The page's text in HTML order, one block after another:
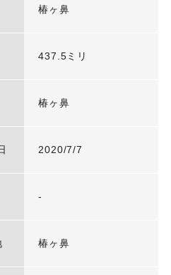
椿ヶ鼻
437.5ミリ
椿ヶ鼻
2020/7/7
-
椿ヶ鼻